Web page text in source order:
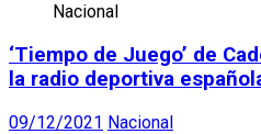
Nacional
‘Tiempo de Juego’ de
la radio deportiva
09/12/2021 Nacional